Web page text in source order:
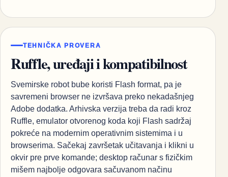
TEHNIČKA PROVERA
Ruffle, uređaji i kompatibilnost
Svemirske robot bube koristi Flash format, pa je
savremeni browser ne izvršava preko nekadašnjeg
Adobe dodatka. Arhivska verzija treba da radi kroz
Ruffle, emulator otvorenog koda koji Flash sadržaj
pokreće na modernim operativnim sistemima i u
browserima. Sačekaj završetak učitavanja i klikni u
okvir pre prve komande; desktop računar s fizičkim
mišem najbolje odgovara sačuvanom načinu